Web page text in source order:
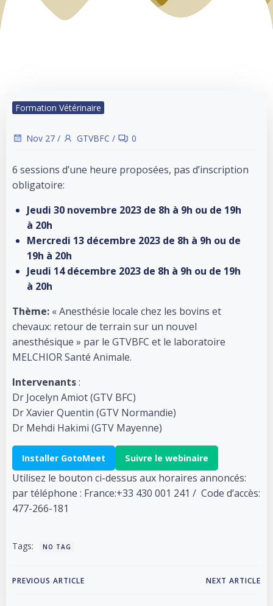
Formation Vétérinaire
Nov 27 / GTVBFC / 0
6 sessions d’une heure proposées, pas d’inscription
obligatoire:
Jeudi 30 novembre 2023 de 8h à 9h ou de 19h
à 20h
Mercredi 13 décembre 2023 de 8h à 9h ou de
19h à 20h
Jeudi 14 décembre 2023 de 8h à 9h ou de 19h
à 20h
Thème: « Anesthésie locale chez les bovins et
chevaux: retour de terrain sur un nouvel
anesthésique » par le GTVBFC et le laboratoire
MELCHIOR Santé Animale.
Intervenants:
Dr Jocelyn Amiot (GTV BFC)
Dr Xavier Quentin (GTV Normandie)
Dr Mehdi Hakimi (GTV Mayenne)
Installer GotoMeet Suivre le webinaire
Utilisez le bouton ci-dessus aux horaires annoncés:
par téléphone : France:+33 430 001 241 / Code d’accès:
477-266-181
Tags: NO TAG
Post
PREVIOUS ARTICLE NEXT ARTICLE